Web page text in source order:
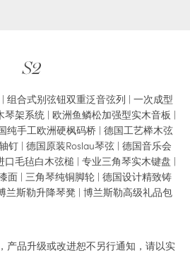
S2
组合式别弦钮双重泛音弦列 | 一次成型
琴架系统 | 欧洲鱼鳞松加强型实木音板 |
纯手工欧洲硬枫码桥 | 德国工艺榉木弦
钉 | 德国原装Roslau琴弦 | 德国音乐会
口毛毡白木弦槌 | 专业三角琴实木键盘 |
面 | 三角琴纯铜脚轮 | 德国设计精致铸
兰斯勒升降琴凳 | 博兰斯勒高级礼品包
产品升级或改进恕不另行通知，请以实